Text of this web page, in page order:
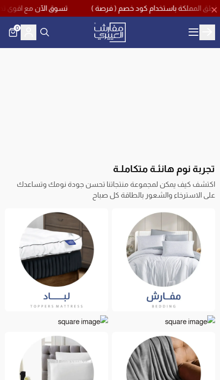
تسوق الآن مع اقوى تخفيضات منتصف العام بخصم يصل حتى
مفارش العييري
0
تجربة نوم هانئـة متكاملـة
اكتشف كيف يمكن لمجموعة منتجاتنا تحسن جودة نومك وتساعدك
على الاسترخاء والشعور بالطاقة كل صباح